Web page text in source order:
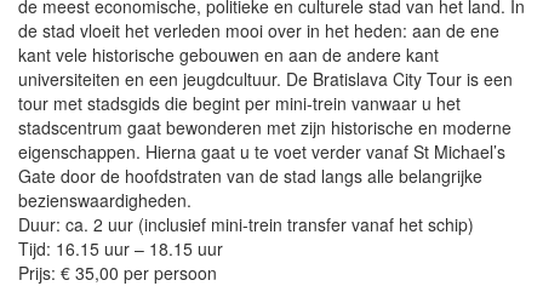
de meest economische, politieke en culturele stad van het land. In
de stad vloeit het verleden mooi over in het heden: aan de ene
kant vele historische gebouwen en aan de andere kant
universiteiten en een jeugdcultuur. De Bratislava City Tour is een
tour met stadsgids die begint per mini-trein vanwaar u het
stadscentrum gaat bewonderen met zijn historische en moderne
eigenschappen. Hierna gaat u te voet verder vanaf St Michael’s
Gate door de hoofdstraten van de stad langs alle belangrijke
bezienswaardigheden.
Duur: ca. 2 uur (inclusief mini-trein transfer vanaf het schip)
Tijd: 16.15 uur – 18.15 uur
Prijs: € 35,00 per persoon